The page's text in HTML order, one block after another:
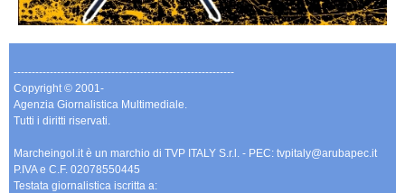
-------------------------------------------------------------
Copyright © 2001-
Agenzia Giornalistica Multimediale.
Tutti i diritti riservati.
Marcheingol.it è un marchio di TVP ITALY S.r.l. - PEC: tvpitaly@arubapec.it
P.IVA e C.F. 02078550445
Testata giornalistica iscritta a: